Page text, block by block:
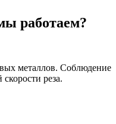
работаем?
металлов. Соблюдение
реза.